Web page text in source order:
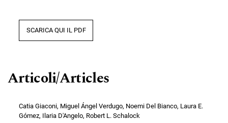
SCARICA QUI IL PDF
Articoli/Articles
Catia Giaconi, Miguel Ángel Verdugo, Noemi Del Bianco, Laura E.
Gómez, Ilaria D'Angelo, Robert L. Schalock